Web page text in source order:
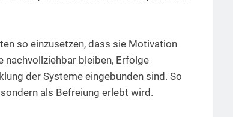
so einzusetzen, dass sie Motivation
bleiben, Erfolge
der Systeme eingebunden sind. So
als Befreiung erlebt wird.